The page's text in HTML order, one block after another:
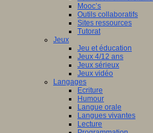
Mooc’s
Outils collaboratifs
Sites ressources
Tutorat
Jeux
Jeu et éducation
Jeux 4/12 ans
Jeux sérieux
Jeux vidéo
Langages
Ecriture
Humour
Langue orale
Langues vivantes
Lecture